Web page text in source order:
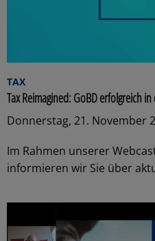
TAX
Tax Reimagined: GoBD erfolgreich
Donnerstag, 21. November
Im Rahmen unserer
informieren wir Sie über